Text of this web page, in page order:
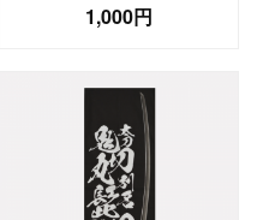
1,000円